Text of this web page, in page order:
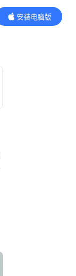
安装电脑版
内容更精彩